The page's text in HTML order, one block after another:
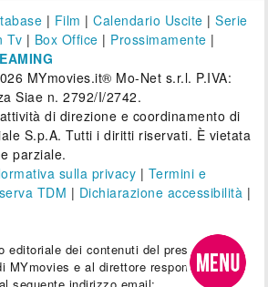
| Film |Calendario Uscite |Serie
Tv | Box Office | Prossimamente |
MYmovies.it® Mo-Net s.r.l. P.IVA:
Siae n. 2792/I/2742.
di direzione e coordinamento di
S.p.A. Tutti i diritti riservati. È vietata
parziale.
sulla privacy | Termini e
TDM | Dichiarazione accessibilità |
editoriale dei contenuti del presente sito
MYmovies e al direttore responsabile.